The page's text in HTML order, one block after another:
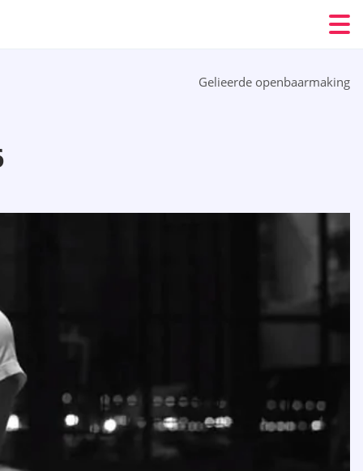
Gelieerde openbaarmaking